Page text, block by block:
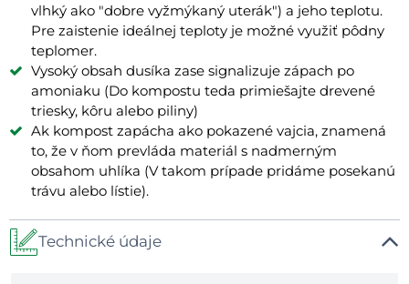
vlhký ako "dobre vyžmýkaný uterák") a jeho teplotu.
Pre zaistenie ideálnej teploty je možné využiť pôdny
teplomer.
Vysoký obsah dusíka zase signalizuje zápach po
amoniaku (Do kompostu teda primiešajte drevené
triesky, kôru alebo piliny)
Ak kompost zapácha ako pokazené vajcia, znamená
to, že v ňom prevláda materiál s nadmerným
obsahom uhlíka (V takom prípade pridáme posekanú
trávu alebo lístie).
Technické údaje